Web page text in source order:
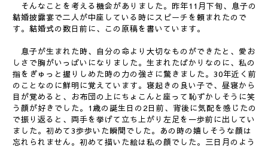
そんなことを考える機会がありました。昨年11月下旬、息子の
結婚披露宴で二人が中座している時にスピーチを頼まれたので
す。結婚式の数日前に、この原稿を書いています。
息子が生まれた時、自分の命より大切なものができたと、愛お
しさで胸がいっぱいになりました。生まれたばかりなのに、私の
指をぎゅっと握りしめた時の力の強さに驚きました。30年近く前
のことなのに鮮明に覚えています。寝起きの良い子で、昼寝から
目が覚めると、お布団の上にちょこんと座って恥ずかしそうに笑
う顔が好きでした。1歳の誕生日の2日前、背後に気配を感じたの
で振り返ると、両手を挙げて立ち上がり左足を一歩前に出してい
ました。初めて3歩歩いた瞬間でした。あの時の嬉しそうな顔は
忘れられません。初めて描いた絵は私の顔でした。三日月のよう